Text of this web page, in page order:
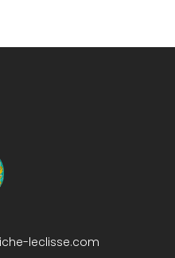
leclisse.com